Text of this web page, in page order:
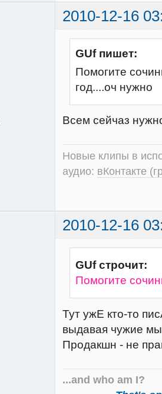
2010-12-16
GUf пишет:
Помогите
год....оч нужно
Всем сейчаз
Новые клипы в
аудио: вКонтакте
2010-12-16
GUf строчит:
Помогите
Тут ужЕ кто-то
выдавая чужие
Продакшн - не
...and who am I?